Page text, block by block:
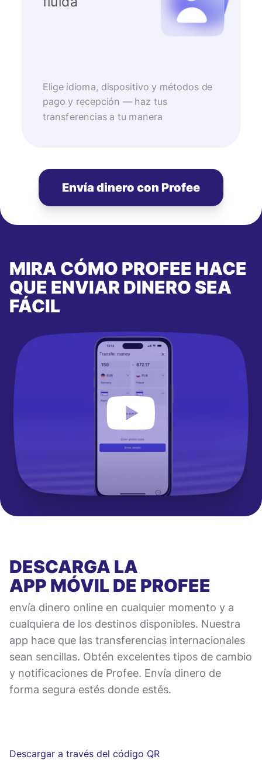
Elige idioma, dispositivo y métodos de
pago y recepción — haz tus
transferencias a tu manera
Envía dinero con Profee
MIRA CÓMO PROFEE HACE
QUE ENVIAR DINERO SEA
FÁCIL
DESCARGA LA
APP MÓVILDE PROFEE
envía dinero online en cualquier momento y a
cualquiera de los destinos disponibles. Nuestra
app hace que las transferencias internacionales
sean sencillas. Obtén excelentes tipos de cambio
y notificaciones de Profee. Envía dinero de
forma segura estés donde estés.
Descargar a través del código QR